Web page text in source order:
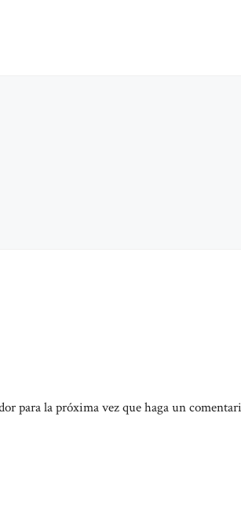
para la próxima vez que haga un